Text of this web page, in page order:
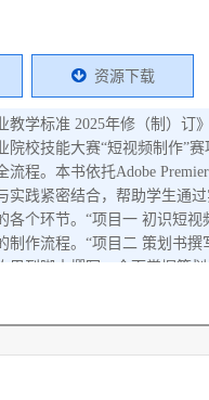
资源下载
教学标准 2025年修（制）订
校技能大赛“短视频制作”
程。本书依托Adobe
践紧密结合，帮助学生通
个环节。“项目一 初识短视
作流程。“项目二 策划书
到脚本撰写，全面掌握策
业院校电子商务类、广播影